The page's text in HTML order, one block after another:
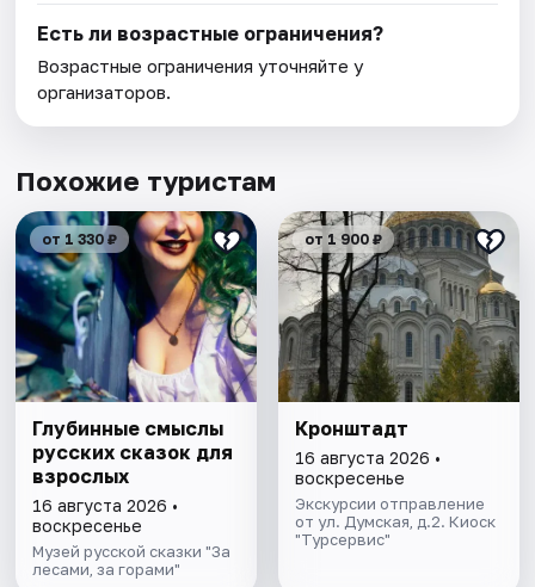
Есть ли возрастные ограничения?
Возрастные ограничения уточняйте у
организаторов.
Похожие туристам
от 1 330 ₽
Глубинные смыслы
русских сказок для
взрослых
16 августа 2026 •
воскресенье
Музей русской сказки "За
лесами, за горами"
от 1 900 ₽
Кронштадт
16 августа 2026 •
воскресенье
Экскурсии отправление
от ул. Думская, д.2. Киоск
"Турсервис"